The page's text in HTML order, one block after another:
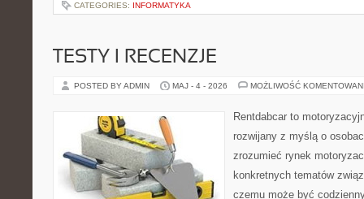
CATEGORIES: INFORMATYKA
TESTY I RECENZJE
POSTED BY ADMIN MAJ - 4 - 2026 MOŻLIWOŚĆ
Rentdabcar to
rozwijany z myślą o
zrozumieć rynek
konkretnych tematów
czemu może być